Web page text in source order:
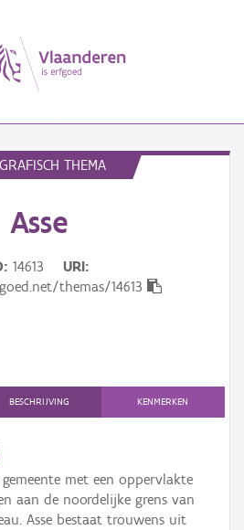
THEMA
Asse
14613
URI
themas/14613
BESCHRIJVING KENMERKEN
met een oppervlakte
aan de noordelijke grens van
Asse bestaat trouwens uit